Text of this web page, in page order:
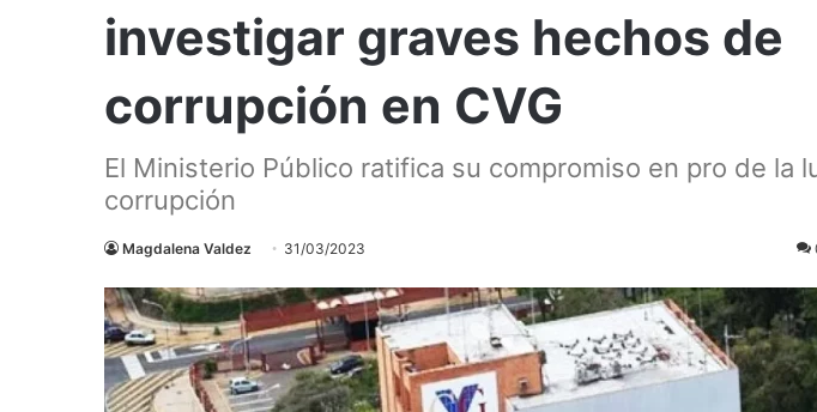
investigar graves hechos de
corrupción en CVG
El Ministerio Público ratifica su compromiso en pro de la
corrupción
Magdalena Valdez 31/03/2023